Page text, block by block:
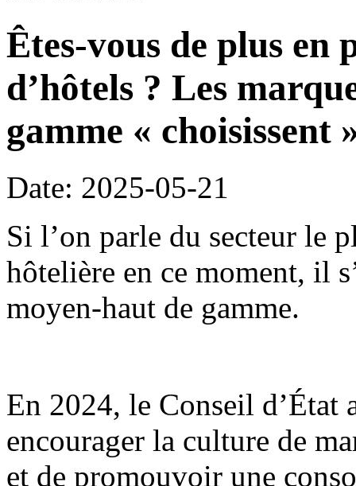
Êtes-vous de plus en
d’hôtels ? Les
gamme « choisissent
Date: 2025-05-21
Si l’on parle du secteur le
hôtelière en ce moment, il
moyen-haut de gamme.
En 2024, le Conseil d’État
encourager la culture de
et de promouvoir une